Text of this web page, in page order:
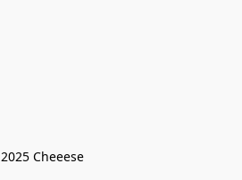
2025 Cheeese